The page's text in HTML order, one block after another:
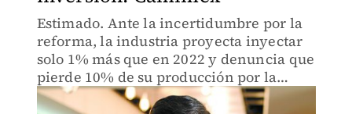
Estimado. Ante la incertidumbre por la
reforma, la industria proyecta inyectar
solo 1% más que en 2022 y denuncia que
pierde 10% de su producción por la
inseguridad